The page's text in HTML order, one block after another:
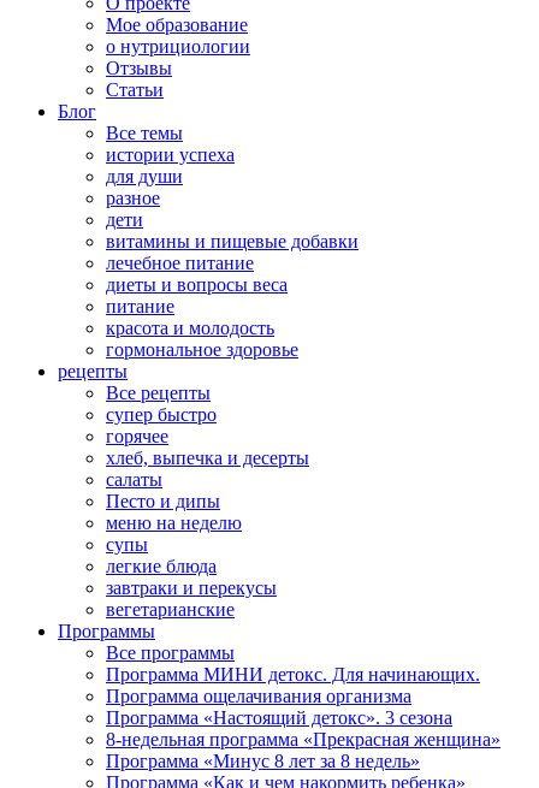
Мое образование
о нутрициологии
Отзывы
Статьи
Блог
Все темы
истории успеха
для души
разное
дети
витамины и пищевые добавки
лечебное питание
диеты и вопросы веса
питание
красота и молодость
гормональное здоровье
рецепты
Все рецепты
супер быстро
горячее
хлеб, выпечка и десерты
салаты
Песто и дипы
меню на неделю
супы
легкие блюда
завтраки и перекусы
вегетарианские
Программы
Все программы
Программа МИНИ детокс. Для начинающих.
Программа ощелачивания организма
Программа «Настоящий детокс». 3 сезона
8-недельная программа «Прекрасная женщина»
Программа «Минус 8 лет за 8 недель»
Программа «Как и чем накормить ребенка»